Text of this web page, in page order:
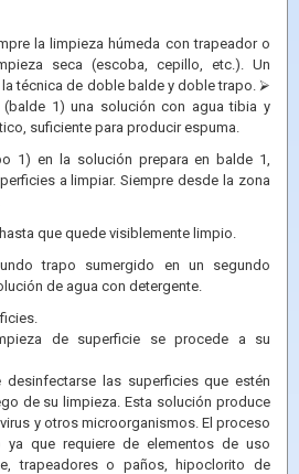
la limpieza húmeda con trapeador o
seca (escoba, cepillo, etc.). Un
técnica de doble balde y doble trapo. ⮚
(balde 1) una solución con agua tibia y
suficiente para producir espuma.
1) en la solución prepara en balde 1,
a limpiar. Siempre desde la zona
que quede visiblemente limpio.
trapo sumergido en un segundo
de agua con detergente.
de superficie se procede a su
las superficies que estén
de su limpieza. Esta solución produce
y otros microorganismos. El proceso
que requiere de elementos de uso
trapeadores o paños, hipoclorito de